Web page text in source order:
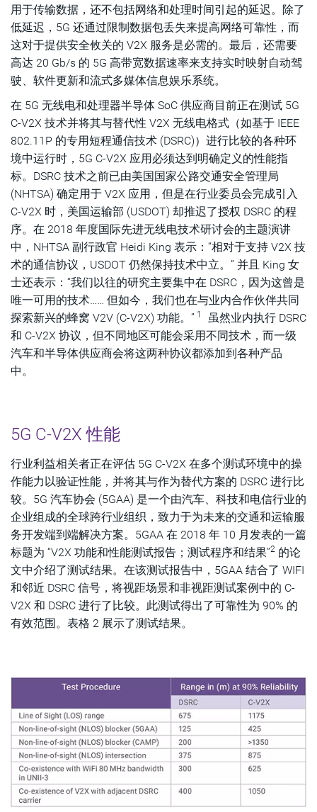
用于传输数据，还不包括网络和处理时间引起的延迟。除了
低延迟，5G 还通过限制数据包丢失来提高网络可靠性，而
这对于提供安全攸关的 V2X 服务是必需的。最后，还需要
高达 20 Gb/s 的 5G 高带宽数据速率来支持实时映射自动驾
驶、软件更新和流式多媒体信息娱乐系统。
在 5G 无线电和处理器半导体 SoC 供应商目前正在测试 5G
C-V2X 技术并将其与替代性 V2X 无线电格式（如基于 IEEE
802.11P 的专用短程通信技术 (DSRC)）进行比较的各种环
境中运行时，5G C-V2X 应用必须达到明确定义的性能指
标。DSRC 技术之前已由美国国家公路交通安全管理局
(NHTSA) 确定用于 V2X 应用，但是在行业委员会完成引入
C-V2X 时，美国运输部 (USDOT) 却推迟了授权 DSRC 的程
序。在 2018 年度国际先进无线电技术研讨会的主题演讲
中，NHTSA 副行政官 Heidi King 表示：“相对于支持 V2X 技
术的通信协议，USDOT 仍然保持技术中立。” 并且 King 女
士还表示：“我们以往的研究主要集中在 DSRC，因为这曾是
唯一可用的技术…… 但如今，我们也在与业内合作伙伴共同
探索新兴的蜂窝 V2V (C-V2X) 功能。” 1 虽然业内执行 DSRC
和 C-V2X 协议，但不同地区可能会采用不同技术，而一级
汽车和半导体供应商会将这两种协议都添加到各种产品
中。
5G C-V2X 性能
行业利益相关者正在评估 5G C-V2X 在多个测试环境中的操
作能力以验证性能，并将其与作为替代方案的 DSRC 进行比
较。5G 汽车协会 (5GAA) 是一个由汽车、科技和电信行业的
企业组成的全球跨行业组织，致力于为未来的交通和运输服
务开发端到端解决方案。5GAA 在 2018 年 10 月发表的一篇
标题为 “V2X 功能和性能测试报告；测试程序和结果”2 的论
文中介绍了测试结果。在该测试报告中，5GAA 结合了 WIFI
和邻近 DSRC 信号，将视距场景和非视距测试案例中的 C-
V2X 和 DSRC 进行了比较。此测试得出了可靠性为 90% 的
有效范围。表格 2 展示了测试结果。